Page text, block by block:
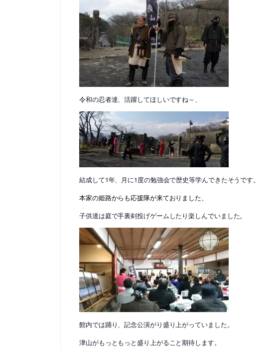
令和の忍者達、活躍してほしいですね～、
結成して1年、月に1度の勉強会で歴史等学んできたそうです。
本家の姫路からも応援隊が来ておりました、
子供達は庭で手裏剣投げゲームしたり楽しんでいました。
館内では踊り、記念公演がり盛り上がっていました。
津山がもっともっと盛り上がること期待します。